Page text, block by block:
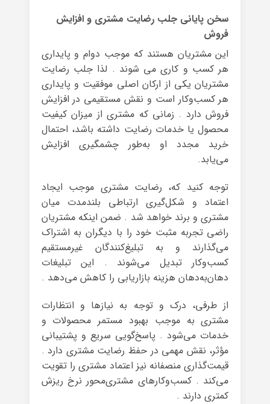
سخن پایانی جلب رضایت مشتری و افزایش
فروش
این مشتریان هستند که موجب دوام و پایداری
هر کسب و کاری می شوند . لذا جلب رضایت
مشتریان یکی از ارکان اصلی موفقیت و پایداری
هر کسب‌وکار است و نقش مستقیمی در افزایش
فروش دارد . زمانی که مشتری از میزان کیفیت
محصول یا خدمات رضایت داشته باشد، احتمال
خرید مجدد او به‌طور چشمگیری افزایش
می‌یابد.
توجه کنید که، رضایت مشتری موجب ایجاد
اعتماد و شکل‌گیری ارتباطی بلندمدت میان
مشتری و برند خواهد شد . ضمن اینکه مشتریان
راضی تجربه مثبت خود را با دیگران به اشتراک
می‌گذارند و به تبلیغ‌کنندگان غیرمستقیم
کسب‌وکار تبدیل می‌شوند . این تبلیغات
دهان‌به‌دهان هزینه بازاریابی را کاهش می‌دهد .
از طرفی، درک و توجه به نیازها و انتظارات
مشتری به موجب بهبود مستمر محصولات و
خدمات می‌شود . پاسخ‌گویی سریع و پشتیبانی
مؤثر، نقش مهمی در حفظ رضایت مشتری دارد .
قیمت‌گذاری منصفانه نیز اعتماد مشتری را تقویت
می‌کند . کسب‌وکارهای مشتری‌محور نرخ ریزش
کمتری دارند .